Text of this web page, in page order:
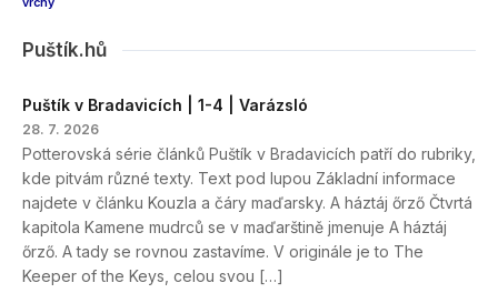
Puštík.hů
Puštík v Bradavicích | 1-4 | Varázsló
28. 7. 2026
Potterovská série článků Puštík v Bradavicích patří do rubriky,
kde pitvám různé texty. Text pod lupou Základní informace
najdete v článku Kouzla a čáry maďarsky. A háztáj őrző Čtvrtá
kapitola Kamene mudrců se v maďarštině jmenuje A háztáj
őrző. A tady se rovnou zastavíme. V originále je to The
Keeper of the Keys, celou svou […]